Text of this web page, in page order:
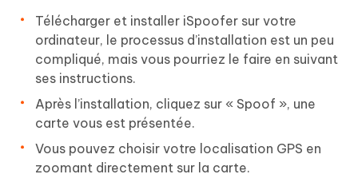
Télécharger et installer iSpoofer sur votre
ordinateur, le processus d’installation est un peu
compliqué, mais vous pourriez le faire en suivant
ses instructions.
Après l’installation, cliquez sur « Spoof », une
carte vous est présentée.
Vous pouvez choisir votre localisation GPS en
zoomant directement sur la carte.